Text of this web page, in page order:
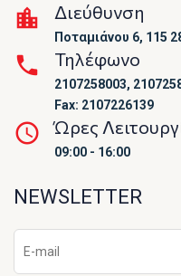
Διεύθυνση
Ποταμιάνου 6, 115
Τηλέφωνο
2107258003,
Fax: 2107226139
Ώρες
09:00 - 16:00
NEWSLETTER